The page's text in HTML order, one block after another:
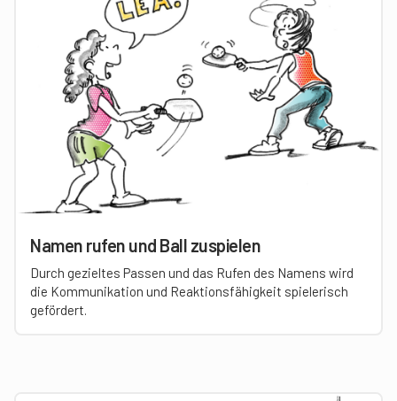
Namen rufen und Ball zuspielen
Durch gezieltes Passen und das Rufen des Namens wird
die Kommunikation und Reaktionsfähigkeit spielerisch
gefördert.